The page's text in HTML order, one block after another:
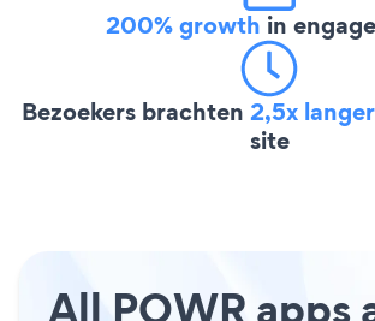
200% growth in
Bezoekers brachten 2,5x langer
site
All POWR apps